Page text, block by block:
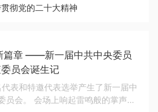
彻党的二十大精神
篇章 ——新一届中共中央委员
员会诞生记
表和特邀代表选举产生了新一届中
员会。 会场上响起雷鸣般的掌声！